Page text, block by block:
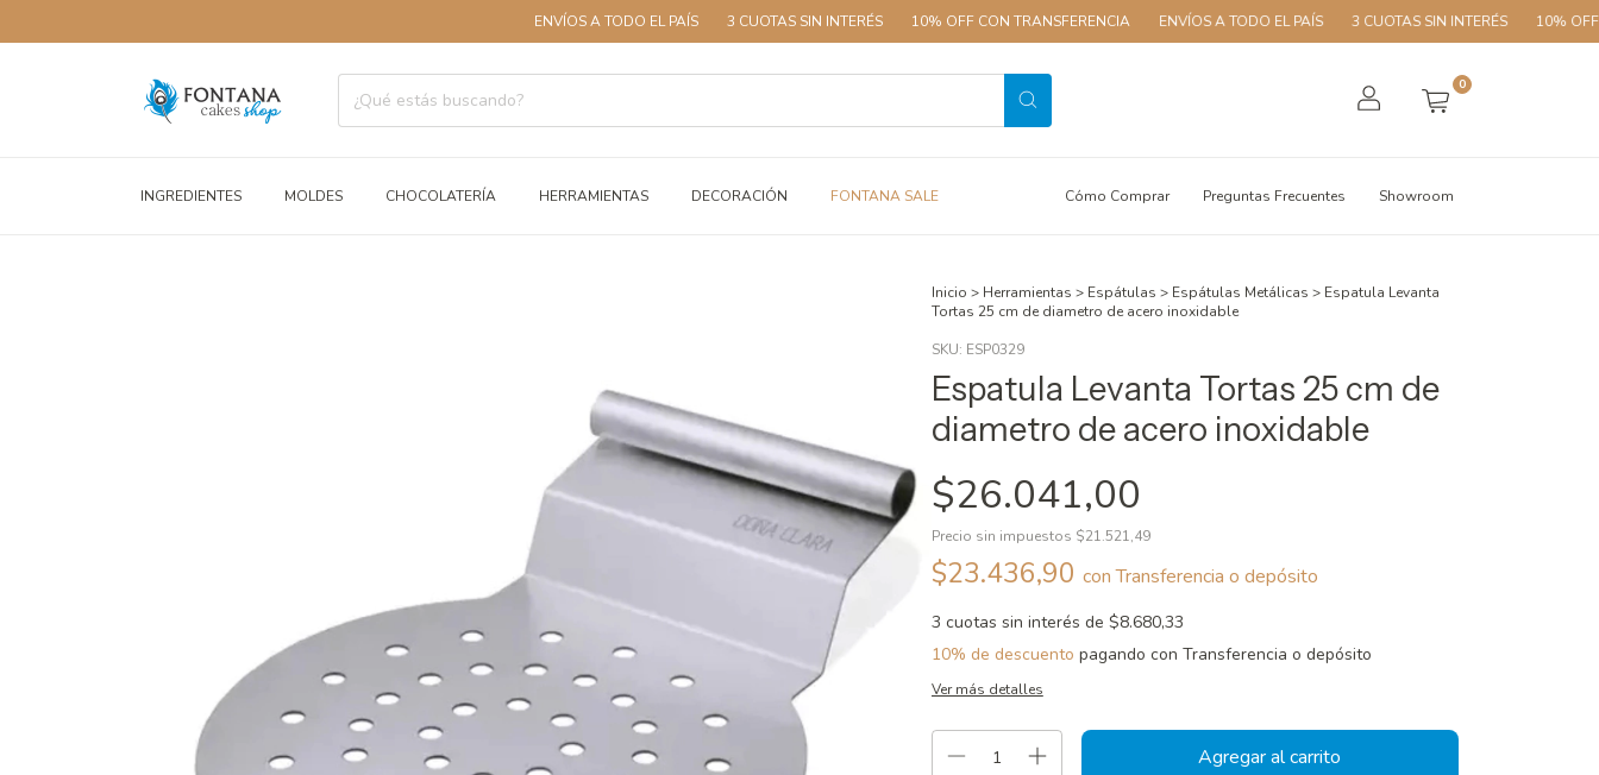
ENVÍOS A TODO EL PAÍS 3 CUOTAS SIN INTERÉS 10% OFF CON TRANSFERENCIA ENVÍOS A TODO EL PAÍS 3 CUOTAS SIN INTERÉS 10% OFF CON
0
INGREDIENTES MOLDES CHOCOLATERÍA HERRAMIENTAS DECORACIÓN FONTANA SALE Cómo Comprar Preguntas Frecuentes Showroom
Inicio > Herramientas > Espátulas > Espátulas Metálicas > Espatula Levanta
Tortas 25 cm de diametro de acero inoxidable
SKU: ESP0329
Espatula Levanta Tortas 25 cm de
diametro de acero inoxidable
$26.041,00
Precio sin impuestos $21.521,49
$23.436,90 con Transferencia o depósito
3 cuotas sin interés de $8.680,33
10% de descuento pagando con Transferencia o depósito
Ver más detalles